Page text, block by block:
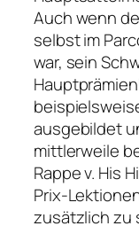
Auch wenn
selbst im
war, sein
ausgebildet
mittlerweile
Rappe v. His
Prix-
zusätzlich zu